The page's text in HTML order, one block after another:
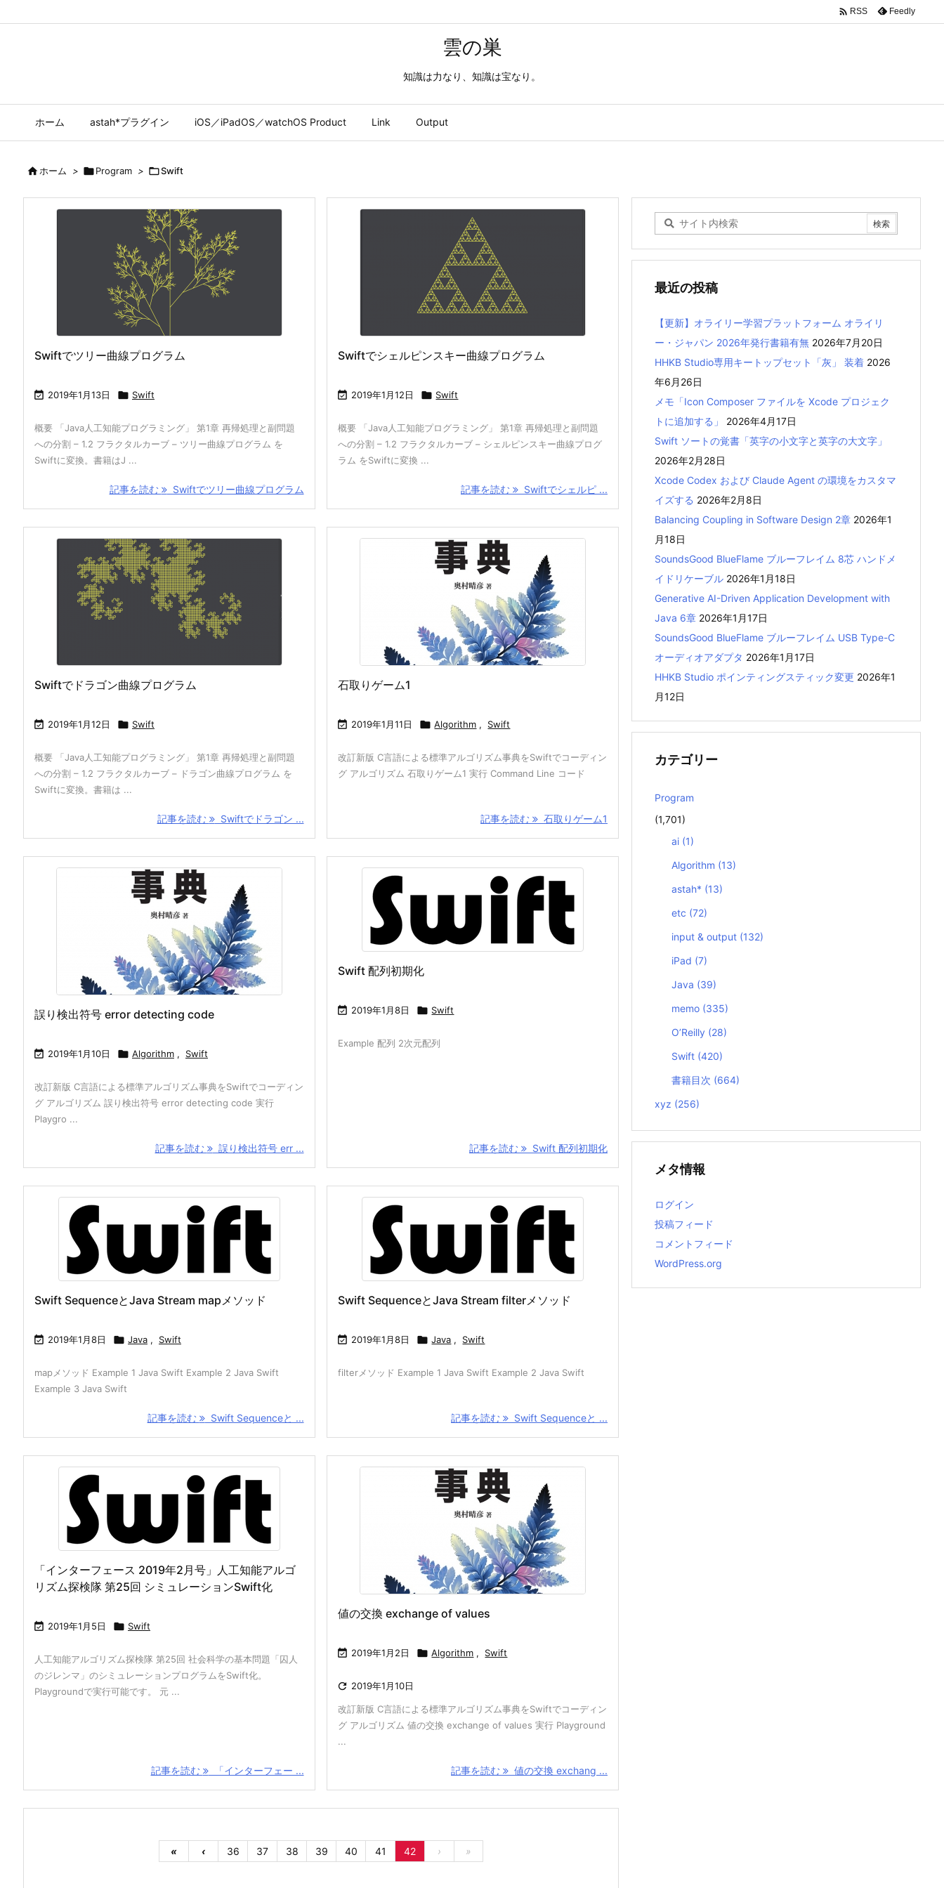
雲の巣
知識は力なり、知識は宝なり。
ホーム astah*プラグイン iOS／iPadOS／watchOS Product Link Output
 RSS Feedly
ホーム > Program > Swift
Swiftでツリー曲線プログラム
 2019年1月13日  Swift
概要 「Java人工知能プログラミング」 第1章 再帰処理と副問題
への分割 – 1.2 フラクタルカーブ – ツリー曲線プログラム を
Swiftに変換。書籍はJ ...
記事を読む Swiftでツリー曲線プログラム
Swiftでシェルピンスキー曲線プログラム
 2019年1月12日  Swift
概要 「Java人工知能プログラミング」 第1章 再帰処理と副問題
への分割 – 1.2 フラクタルカーブ – シェルピンスキー曲線プログ
ラム をSwiftに変換 ...
記事を読む Swiftでシェルピ ...
Swiftでドラゴン曲線プログラム
 2019年1月12日  Swift
概要 「Java人工知能プログラミング」 第1章 再帰処理と副問題
への分割 – 1.2 フラクタルカーブ – ドラゴン曲線プログラム を
Swiftに変換。書籍は ...
記事を読む Swiftでドラゴン ...
石取りゲーム1
 2019年1月11日  Algorithm , Swift
改訂新版 C言語による標準アルゴリズム事典をSwiftでコーディン
グ アルゴリズム 石取りゲーム1 実行 Command Line コード
記事を読む 石取りゲーム1
誤り検出符号 error detecting code
 2019年1月10日  Algorithm , Swift
改訂新版 C言語による標準アルゴリズム事典をSwiftでコーディン
グ アルゴリズム 誤り検出符号 error detecting code 実行
Playgro ...
記事を読む 誤り検出符号 err ...
Swift 配列初期化
 2019年1月8日  Swift
Example 配列 2次元配列
記事を読む Swift 配列初期化
Swift SequenceとJava Stream mapメソッド
 2019年1月8日  Java , Swift
mapメソッド Example 1 Java Swift Example 2 Java Swift
Example 3 Java Swift
記事を読む Swift Sequenceと ...
Swift SequenceとJava Stream filterメソッド
 2019年1月8日  Java , Swift
filterメソッド Example 1 Java Swift Example 2 Java Swift
記事を読む Swift Sequenceと ...
「インターフェース 2019年2月号」人工知能アルゴ
リズム探検隊 第25回 シミュレーションSwift化
 2019年1月5日  Swift
人工知能アルゴリズム探検隊 第25回 社会科学の基本問題「囚人
のジレンマ」のシミュレーションプログラムをSwift化。
Playgroundで実行可能です。 元 ...
記事を読む 「インターフェー ...
値の交換 exchange of values
 2019年1月2日  Algorithm , Swift
 2019年1月10日
改訂新版 C言語による標準アルゴリズム事典をSwiftでコーディン
グ アルゴリズム 値の交換 exchange of values 実行 Playground
...
記事を読む 値の交換 exchang ...
« ‹ 36 37 38 39 40 41 42 › »
最近の投稿
【更新】オライリー学習プラットフォーム オライリ
ー・ジャパン 2026年発行書籍有無 2026年7月20日
HHKB Studio専用キートップセット「灰」 装着 2026
年6月26日
メモ「Icon Composer ファイルを Xcode プロジェク
トに追加する」
2026年4月17日
Swift ソートの覚書「英字の小文字と英字の大文字」
2026年2月28日
Xcode Codex および Claude Agent の環境をカスタマ
イズする 2026年2月8日
Balancing Coupling in Software Design 2章 2026年1
月18日
SoundsGood BlueFlame ブルーフレイム 8芯 ハンドメ
イドリケーブル 2026年1月18日
Generative AI-Driven Application Development with
Java 6章 2026年1月17日
SoundsGood BlueFlame ブルーフレイム USB Type-C
オーディオアダプタ 2026年1月17日
HHKB Studio ポインティングスティック変更 2026年1
月12日
カテゴリー
Program
(1,701)
ai (1)
Algorithm (13)
astah* (13)
etc (72)
input & output (132)
iPad (7)
Java (39)
memo (335)
O’Reilly (28)
Swift (420)
書籍目次 (664)
xyz (256)
メタ情報
ログイン
投稿フィード
コメントフィード
WordPress.org